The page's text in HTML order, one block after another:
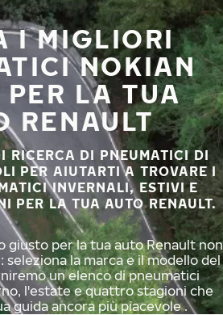
I MIGLIORI
NOKIAN
PER LA TUA
RENAULT
RICERCA DI PNEUMATICI DI
PER AIUTARTI A TROVARE I
INVERNALI, ESTIVI E
PER LA TUA AUTO RENAULT.
giusto per la tua auto Renault non
seleziona la marca e il modello del
un elenco di pneumatici
l'estate e quattro stagioni che
guida ancora più piacevole .